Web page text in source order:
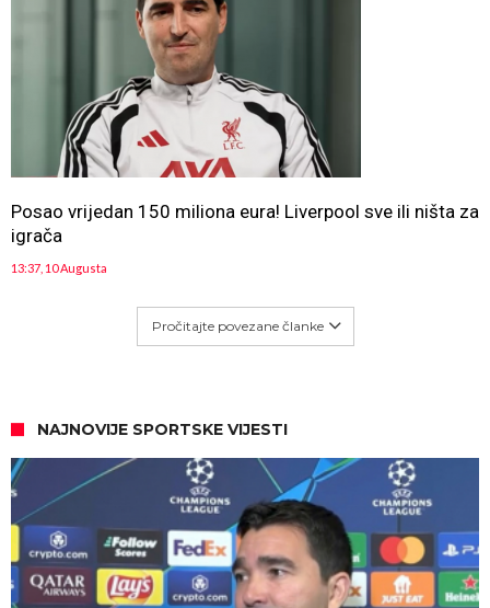
Posao vrijedan 150 miliona eura! Liverpool sve ili ništa za
igrača
13:37, 10 Augusta
Pročitajte povezane članke
NAJNOVIJE SPORTSKE VIJESTI